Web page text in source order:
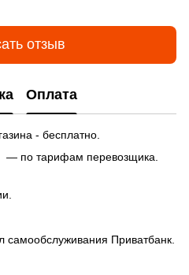
отзыв
Оплата
- бесплатно.
— по тарифам перевозщика.
самообслуживания Приватбанк.